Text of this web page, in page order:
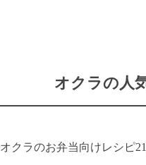
オクラの人
オクラのお弁当向けレシピ